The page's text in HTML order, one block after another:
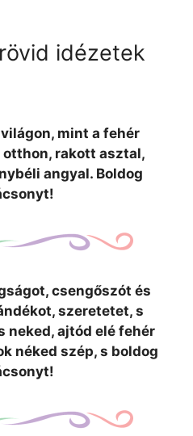
idézetek
mint a fehér
rakott asztal,
angyal. Boldog
csengőszót és
szeretetet, s
neked, ajtód elé fehér
néked szép, s boldog